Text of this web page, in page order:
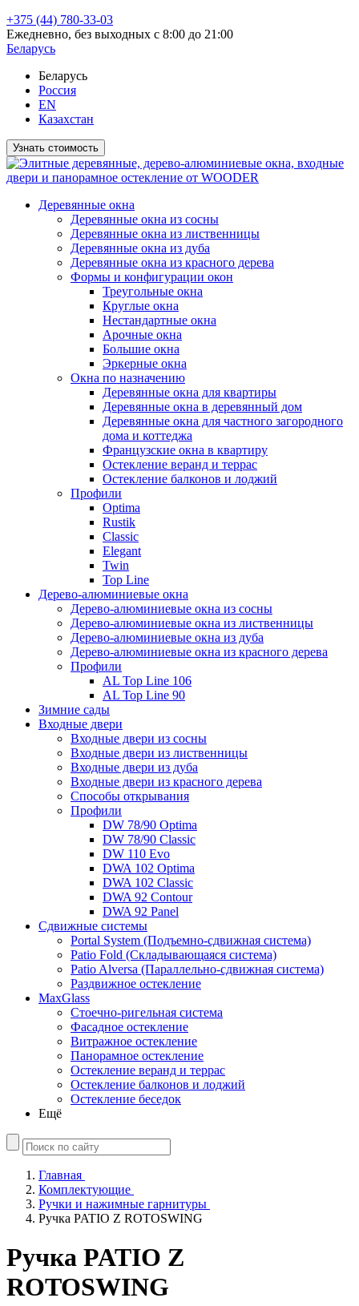
+375 (44) 780-33-03
Ежедневно, без выходных с 8:00 до 21:00
Беларусь
Беларусь
Россия
EN
Казахстан
Узнать стоимость
Деревянные окна
Деревянные окна из сосны
Деревянные окна из лиственницы
Деревянные окна из дуба
Деревянные окна из красного дерева
Формы и конфигурации окон
Треугольные окна
Круглые окна
Нестандартные окна
Арочные окна
Большие окна
Эркерные окна
Окна по назначению
Деревянные окна для квартиры
Деревянные окна в деревянный дом
Деревянные окна для частного загородного
дома и коттеджа
Французские окна в квартиру
Остекление веранд и террас
Остекление балконов и лоджий
Профили
Optima
Rustik
Classic
Elegant
Twin
Top Line
Дерево-алюминиевые окна
Дерево-алюминиевые окна из сосны
Дерево-алюминиевые окна из лиственницы
Дерево-алюминиевые окна из дуба
Дерево-алюминиевые окна из красного дерева
Профили
AL Top Line 106
AL Top Line 90
Зимние сады
Входные двери
Входные двери из сосны
Входные двери из лиственницы
Входные двери из дуба
Входные двери из красного дерева
Способы открывания
Профили
DW 78/90 Optima
DW 78/90 Classic
DW 110 Evo
DWA 102 Optima
DWA 102 Classic
DWA 92 Contour
DWA 92 Panel
Сдвижные системы
Portal System (Подъемно-сдвижная система)
Patio Fold (Складывающаяся система)
Patio Alversa (Параллельно-сдвижная система)
Раздвижное остекление
MaxGlass
Стоечно-ригельная система
Фасадное остекление
Витражное остекление
Панорамное остекление
Остекление веранд и террас
Остекление балконов и лоджий
Остекление беседок
Ещё
Главная
Комплектующие
Ручки и нажимные гарнитуры
Ручка PATIO Z ROTOSWING
Ручка PATIO Z
ROTOSWING